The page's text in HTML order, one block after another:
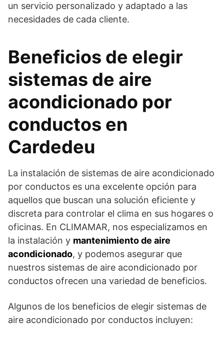
un servicio personalizado y adaptado a las
necesidades de cada cliente.
Beneficios de elegir
sistemas de aire
acondicionado por
conductos en
Cardedeu
La instalación de sistemas de aire acondicionado
por conductos es una excelente opción para
aquellos que buscan una solución eficiente y
discreta para controlar el clima en sus hogares o
oficinas. En CLIMAMAR, nos especializamos en
la instalación y mantenimiento de aire
acondicionado, y podemos asegurar que
nuestros sistemas de aire acondicionado por
conductos ofrecen una variedad de beneficios.
Algunos de los beneficios de elegir sistemas de
aire acondicionado por conductos incluyen: